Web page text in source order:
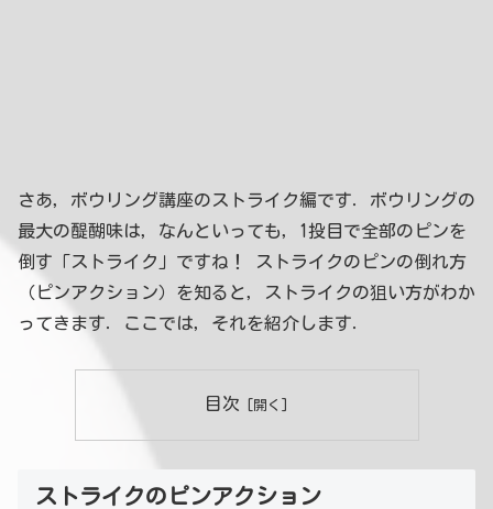
さあ，ボウリング講座のストライク編です．ボウリングの
最大の醍醐味は，なんといっても，1投目で全部のピンを
倒す「ストライク」ですね！ ストライクのピンの倒れ方
（ピンアクション）を知ると，ストライクの狙い方がわか
ってきます．ここでは，それを紹介します．
目次
ストライクのピンアクション